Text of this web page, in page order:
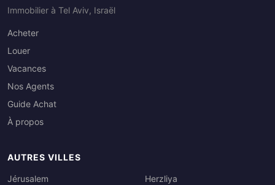
Immobilier à Tel Aviv, Israël
Acheter
Louer
Vacances
Nos Agents
Guide Achat
À propos
AUTRES VILLES
Jérusalem
Herzliya